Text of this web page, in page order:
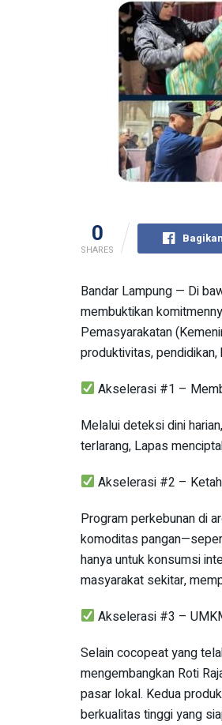
0
SHARES
Bandar Lampung — Di
membuktikan
Pemasyarakatan
produktivitas,
Akselerasi #1 –
Melalui deteksi dini
terlarang, Lapas
Akselerasi #2 –
Program perkebunan di
komoditas
hanya untuk konsumsi
masyarakat sekitar,
Akselerasi #3 –
Selain cocopeat yang
mengembangkan Roti
pasar lokal. Kedua
berkualitas tinggi yang